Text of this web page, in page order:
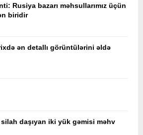
Rusiya bazarı məhsullarımız üçün
biridir
ən detallı görüntülərini əldə
daşıyan iki yük gəmisi məhv